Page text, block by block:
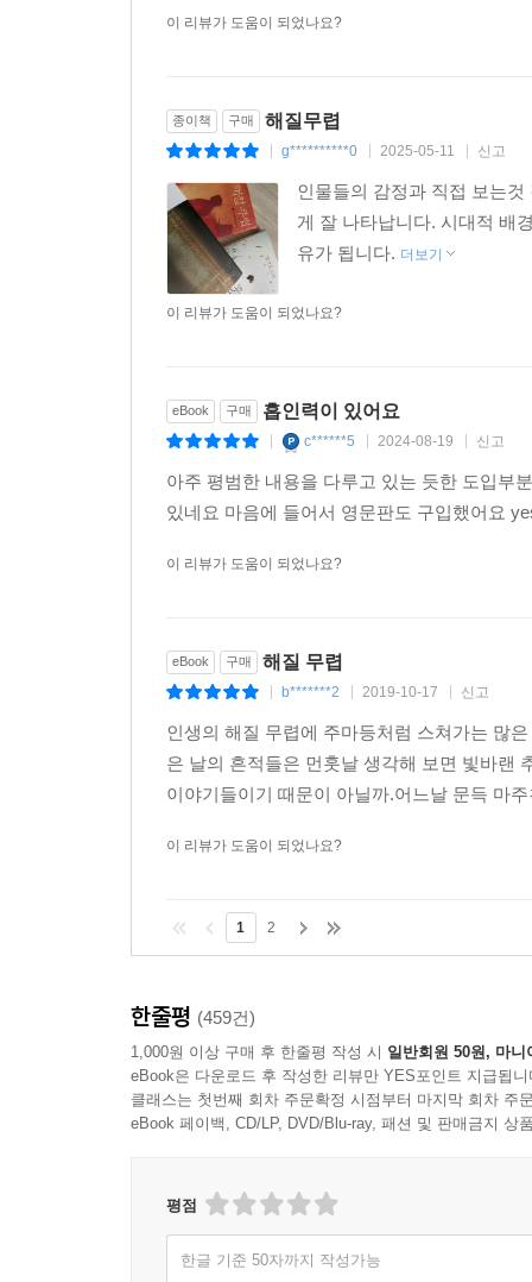
이 리뷰가 도움이 되었나요?
종이책 구매 해질무렵
g**********0 2025-05-11 신고
인물들의 감정과 직접 보는
게 잘 나타납니다. 시대적 배
유가 됩니다. 더보기
이 리뷰가 도움이 되었나요?
eBook 구매 흡인력이 있어요
c******5 2024-08-19 신고
아주 평범한 내용을 다루고 있는 듯한 도입부
있네요 마음에 들어서 영문판도 구입했어요
이 리뷰가 도움이 되었나요?
eBook 구매 해질 무렵
b*******2 2019-10-17 신고
인생의 해질 무렵에 주마등처럼 스쳐가는 많
은 날의 흔적들은 먼훗날 생각해 보면 빛바랜
이야기들이기 때문이 아닐까.어느날 문득 마
이 리뷰가 도움이 되었나요?
1 2
한줄평 (459건)
1,000원 이상 구매 후 한줄평 작성 시 일반회원 50원, 마니
eBook은 다운로드 후 작성한 리뷰만 YES포인트 지급됩니
클래스는 첫번째 회차 주문확정 시점부터 마지막 회차 주
eBook 페이백, CD/LP, DVD/Blu-ray, 패션 및 판매금지 상
평점
한글 기준 50자까지 작성가능